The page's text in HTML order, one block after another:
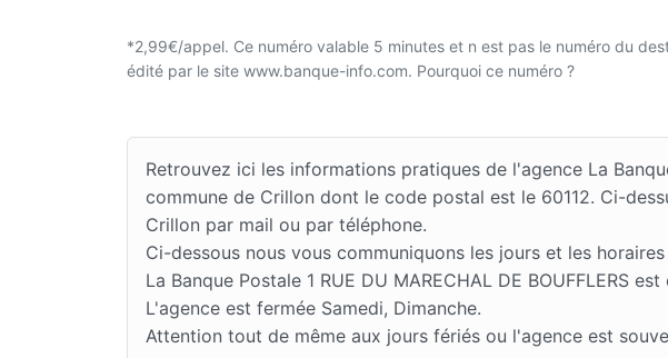
*2,99€/appel. Ce numéro valable 5 minutes et n est pas le numéro du
édité par le site www.banque-info.com. Pourquoi ce numéro ?
Retrouvez ici les informations pratiques de l'agence La
commune de Crillon dont le code postal est le 60112. Ci-
Crillon par mail ou par téléphone.
Ci-dessous nous vous communiquons les jours et les
La Banque Postale 1 RUE DU MARECHAL DE BOUFFLERS
L'agence est fermée Samedi, Dimanche.
Attention tout de même aux jours fériés ou l'agence est